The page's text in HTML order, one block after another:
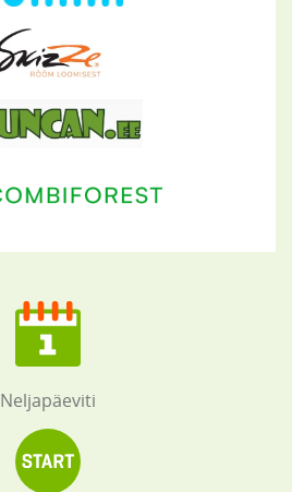
Neljapäeviti